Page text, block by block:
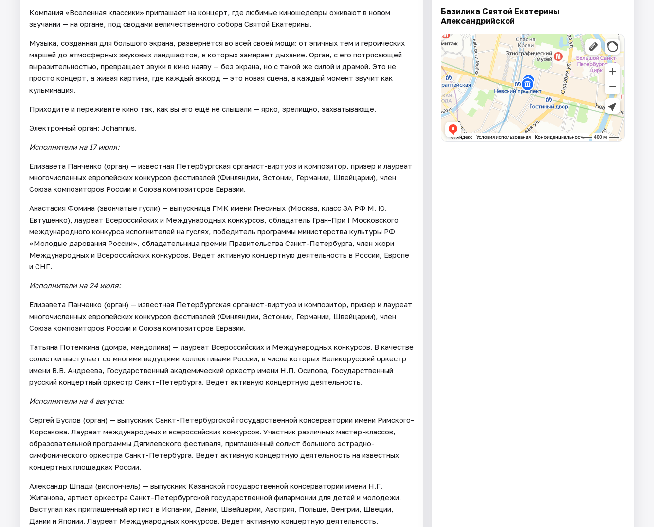
Компания «Вселенная классики» приглашает на концерт, где любимые киношедевры оживают в новом
звучании — на органе, под сводами величественного собора Святой Екатерины.
Музыка, созданная для большого экрана, развернётся во всей своей мощи: от эпичных тем и героических
маршей до атмосферных звуковых ландшафтов, в которых замирает дыхание. Орган, с его потрясающей
выразительностью, превращает звуки в кино наяву — без экрана, но с такой же силой и драмой. Это не
просто концерт, а живая картина, где каждый аккорд — это новая сцена, а каждый момент звучит как
кульминация.
Приходите и переживите кино так, как вы его ещё не слышали — ярко, зрелищно, захватывающе.
Электронный орган: Johannus.
Исполнители на 17 июля:
Елизавета Панченко (орган) — известная Петербургская органист-виртуоз и композитор, призер и лауреат
многочисленных европейских конкурсов фестивалей (Финляндии, Эстонии, Германии, Швейцарии), член
Союза композиторов России и Союза композиторов Евразии.
Анастасия Фомина (звончатые гусли) — выпускница ГМК имени Гнесиных (Москва, класс ЗА РФ М. Ю.
Евтушенко), лауреат Всероссийских и Международных конкурсов, обладатель Гран-При I Московского
международного конкурса исполнителей на гуслях, победитель программы министерства культуры РФ
«Молодые дарования России», обладательница премии Правительства Санкт-Петербурга, член жюри
Международных и Всероссийских конкурсов. Ведет активную концертную деятельность в России, Европе
и СНГ.
Исполнители на 24 июля:
Елизавета Панченко (орган) — известная Петербургская органист-виртуоз и композитор, призер и лауреат
многочисленных европейских конкурсов фестивалей (Финляндии, Эстонии, Германии, Швейцарии), член
Союза композиторов России и Союза композиторов Евразии.
Татьяна Потемкина (домра, мандолина) — лауреат Всероссийских и Международных конкурсов. В качестве
солистки выступает со многими ведущими коллективами России, в числе которых Великорусский оркестр
имени В.В. Андреева, Государственный академический оркестр имени Н.П. Осипова, Государственный
русский концертный оркестр Санкт-Петербурга. Ведет активную концертную деятельность.
Исполнители на 4 августа:
Сергей Буслов (орган) — выпускник Санкт-Петербургской государственной консерватории имени Римского-
Корсакова. Лауреат международных и всероссийских конкурсов. Участник различных мастер-классов,
образовательной программы Дягилевского фестиваля, приглашённый солист большого эстрадно-
симфонического оркестра Санкт-Петербурга. Ведёт активную концертную деятельность на известных
концертных площадках России.
Александр Шпади (виолончель) — выпускник Казанской государственной консерватории имени Н.Г.
Жиганова, артист оркестра Санкт-Петербургской государственной филармонии для детей и молодежи.
Выступал как приглашенный артист в Испании, Дании, Швейцарии, Австрия, Польше, Венгрии, Швеции,
Дании и Японии. Лауреат Международных конкурсов. Ведет активную концертную деятельность.
Базилика Святой Екатерины
Александрийской